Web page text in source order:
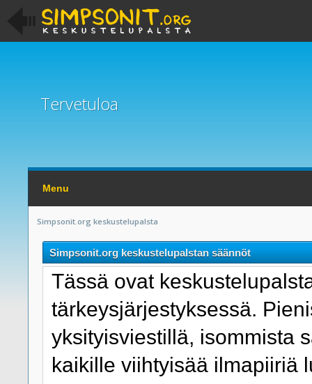
Tervetuloa
Menu
Simpsonit.org keskustelupalsta
Simpsonit.org keskustelupalstan säännöt
Tässä ovat
tärkeysjärjestyksessä.
yksityisviestillä, isommista
kaikille viihtyisää ilmapiiriä